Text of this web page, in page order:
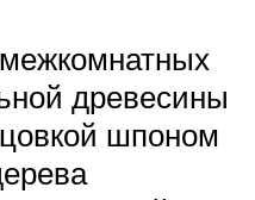
древесины
шпоном